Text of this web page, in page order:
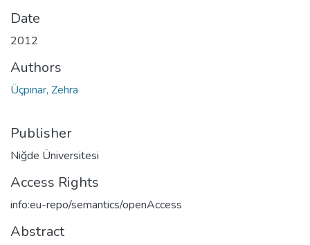
Date
2012
Authors
Üçpınar, Zehra
Publisher
Niğde Üniversitesi
Access Rights
info:eu-repo/semantics/openAccess
Abstract